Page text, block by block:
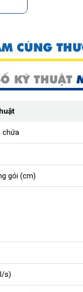
CÙNG
KỸ THUẬT
chứa
gói (cm)
s)